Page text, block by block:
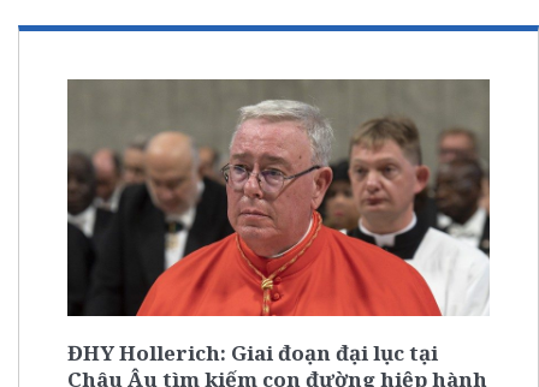
ĐHY Hollerich: Giai đoạn đại lục tại
Châu Âu tìm kiếm con đường hiệp hành